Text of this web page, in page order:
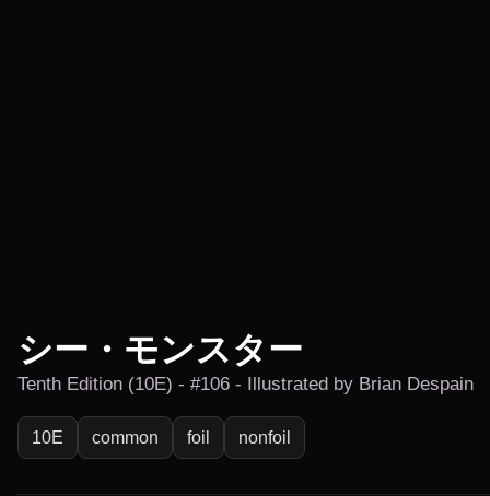
シー・モンスター
Tenth Edition (10E) - #106 - Illustrated by Brian Despain
10E common foil nonfoil